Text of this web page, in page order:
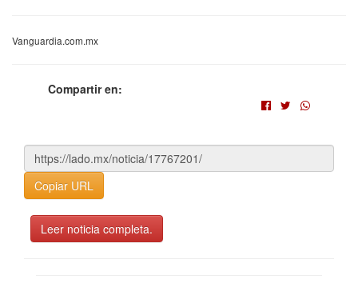
Vanguardia.com.mx
Compartir en:
Copiar URL
Leer noticia completa.